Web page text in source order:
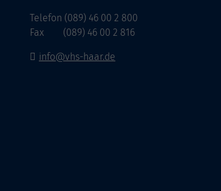
Telefon (089) 46 00 2 800
Fax (089) 46 00 2 816
info@vhs-haar.de